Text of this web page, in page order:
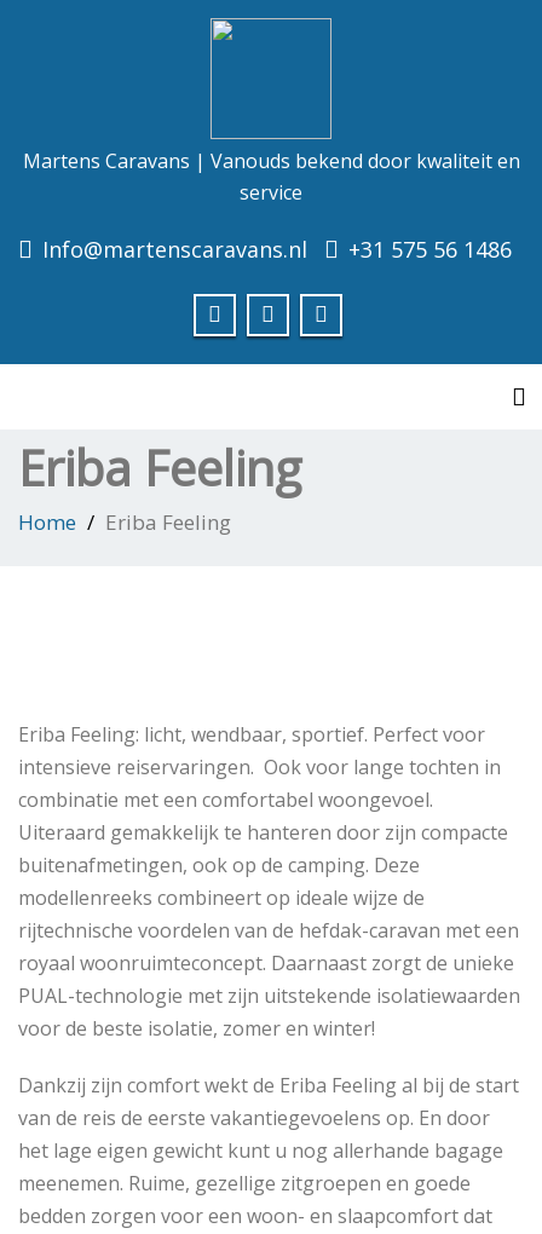
Martens Caravans | Vanouds bekend door kwaliteit en
service
Info@martenscaravans.nl +31 575 56 1486
Eriba Feeling
Home Eriba Feeling
Eriba Feeling: licht, wendbaar, sportief. Perfect voor
intensieve reiservaringen. Ook voor lange tochten in
combinatie met een comfortabel woongevoel.
Uiteraard gemakkelijk te hanteren door zijn compacte
buitenafmetingen, ook op de camping. Deze
modellenreeks combineert op ideale wijze de
rijtechnische voordelen van de hefdak-caravan met een
royaal woonruimteconcept. Daarnaast zorgt de unieke
PUAL-technologie met zijn uitstekende isolatiewaarden
voor de beste isolatie, zomer en winter!
Dankzij zijn comfort wekt de Eriba Feeling al bij de start
van de reis de eerste vakantiegevoelens op. En door
het lage eigen gewicht kunt u nog allerhande bagage
meenemen. Ruime, gezellige zitgroepen en goede
bedden zorgen voor een woon- en slaapcomfort dat